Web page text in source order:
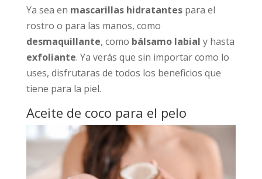
Ya sea en mascarillas hidratantespara el
rostro o para las manos, como
desmaquillante, como bálsamo labial y hasta
exfoliante. Ya verás que sin importar como lo
uses, disfrutaras de todos los beneficios que
tiene para la piel.
Aceite de coco para el pelo